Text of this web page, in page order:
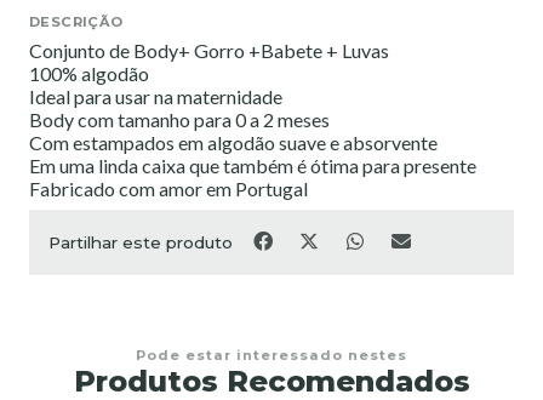
DESCRIÇÃO
Conjunto de Body+ Gorro +Babete + Luvas
100% algodão
Ideal para usar na maternidade
Body com tamanho para 0 a 2 meses
Com estampados em algodão suave e absorvente
Em uma linda caixa que também é ótima para presente
Fabricado com amor em Portugal
Partilhar este produto
Pode estar interessado nestes
Produtos Recomendados